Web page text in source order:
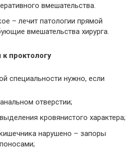
вмешательства.
– лечит патологии прямой
вмешательства хирурга.
проктологу
специальности нужно, если
отверстии;
кровянистого характера;
нарушено – запоры